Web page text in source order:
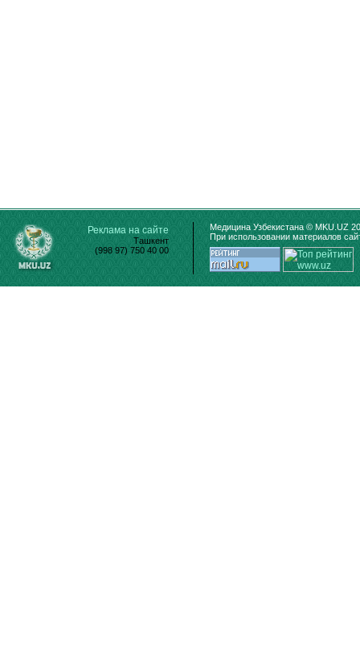
Реклама на сайте
Ташкент
(998 97) 750 40 00
Медицина Узбекистана © MKU.UZ
При использовании материалов